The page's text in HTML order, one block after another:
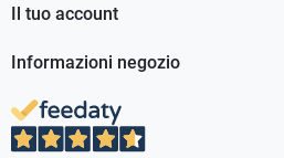
Il tuo account
Informazioni negozio